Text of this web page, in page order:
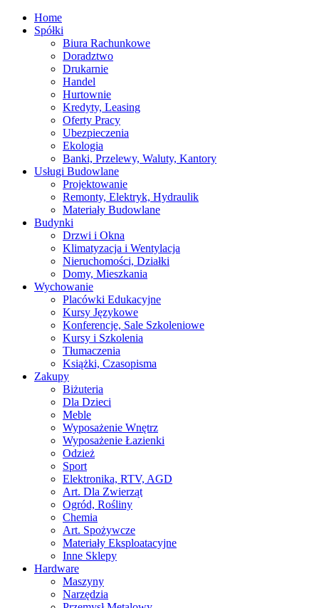
Home
Spółki
Biura Rachunkowe
Doradztwo
Drukarnie
Handel
Hurtownie
Kredyty, Leasing
Oferty Pracy
Ubezpieczenia
Ekologia
Banki, Przelewy, Waluty, Kantory
Usługi Budowlane
Projektowanie
Remonty, Elektryk, Hydraulik
Materiały Budowlane
Budynki
Drzwi i Okna
Klimatyzacja i Wentylacja
Nieruchomości, Działki
Domy, Mieszkania
Wychowanie
Placówki Edukacyjne
Kursy Językowe
Konferencje, Sale Szkoleniowe
Kursy i Szkolenia
Tłumaczenia
Książki, Czasopisma
Zakupy
Biżuteria
Dla Dzieci
Meble
Wyposażenie Wnętrz
Wyposażenie Łazienki
Odzież
Sport
Elektronika, RTV, AGD
Art. Dla Zwierząt
Ogród, Rośliny
Chemia
Art. Spożywcze
Materiały Eksploatacyjne
Inne Sklepy
Hardware
Maszyny
Narzędzia